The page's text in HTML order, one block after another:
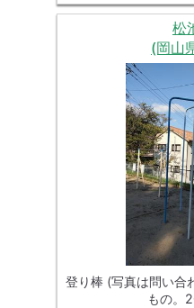
松
(岡山
登り棒 (写真は問い合
もの。